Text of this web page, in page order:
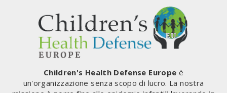
Children's Health Defense Europe è
un'organizzazione senza scopo di lucro. La nostra